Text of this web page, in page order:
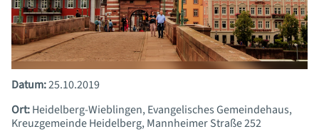
Datum:25.10.2019
Ort:Heidelberg-Wieblingen, Evangelisches Gemeindehaus,
Kreuzgemeinde Heidelberg, Mannheimer Straße 252